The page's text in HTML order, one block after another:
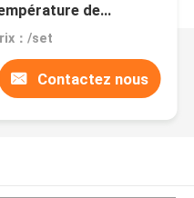
de
：/set
Contactez nous